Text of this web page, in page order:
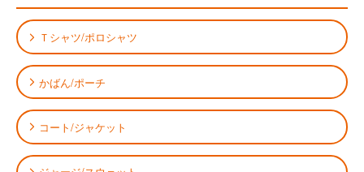
Ｔシャツ/ポロシャツ
かばん/ポーチ
コート/ジャケット